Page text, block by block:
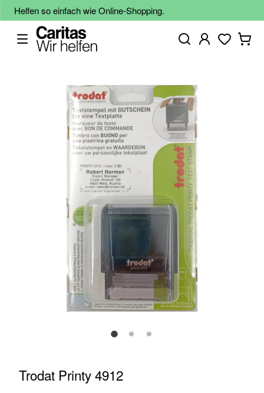
Helfen so einfach wie Online-Shopping.
Anfang
Trodat Printy 4912